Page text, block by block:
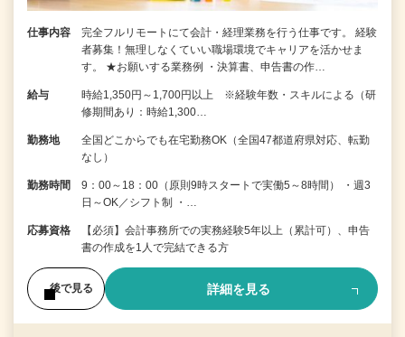
仕事内容
完全フルリモートにて会計・経理業務を行う仕事です。 経験
者募集！無理しなくていい職場環境でキャリアを活かせま
す。 ★お願いする業務例 ・決算書、申告書の作…
給与
時給1,350円～1,700円以上 ※経験年数・スキルによる（研
修期間あり：時給1,300…
勤務地
全国どこからでも在宅勤務OK（全国47都道府県対応、転勤
なし）
勤務時間
9：00～18：00（原則9時スタートで実働5～8時間） ・週3
日～OK／シフト制 ・…
応募資格
【必須】会計事務所での実務経験5年以上（累計可）、申告
書の作成を1人で完結できる方
後で見る 詳細を見る